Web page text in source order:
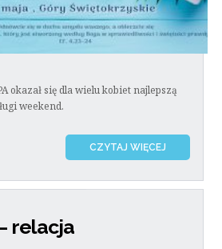
okazał się dla wielu kobiet najlepszą
weekend.
CZYTAJ WIĘCEJ
relacja